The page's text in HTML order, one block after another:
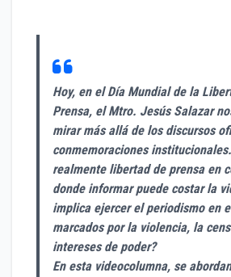
Hoy, en el Día Mundial de la
Prensa, el Mtro. Jesús Salazar
mirar más allá de los discursos
conmemoraciones
realmente libertad de prensa en
donde informar puede costar la
implica ejercer el periodismo en
marcados por la violencia, la
intereses de poder?
En esta videocolumna, se